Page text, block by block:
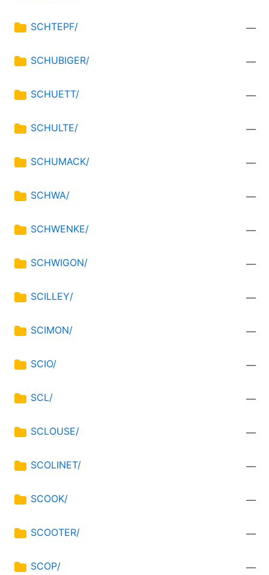
SCHTEPF/ —
SCHUBIGER/ —
SCHUETT/ —
SCHULTE/ —
SCHUMACK/ —
SCHWA/ —
SCHWENKE/ —
SCHWIGON/ —
SCILLEY/ —
SCIMON/ —
SCIO/ —
SCL/ —
SCLOUSE/ —
SCOLINET/ —
SCOOK/ —
SCOOTER/ —
SCOP/ —